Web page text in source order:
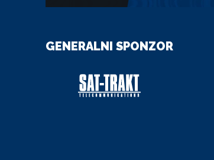
GENERALNI SPONZOR